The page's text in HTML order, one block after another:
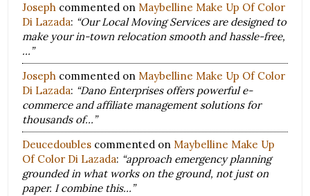
Joseph commented on Maybelline Make Up Of Color
Di Lazada: “Our Local Moving Services are designed to
make your in-town relocation smooth and hassle-free,
…”
Joseph commented on Maybelline Make Up Of Color
Di Lazada: “Dano Enterprises offers powerful e-
commerce and affiliate management solutions for
thousands of…”
Deucedoubles commented on Maybelline Make Up
Of Color Di Lazada: “approach emergency planning
grounded in what works on the ground, not just on
paper. I combine this…”